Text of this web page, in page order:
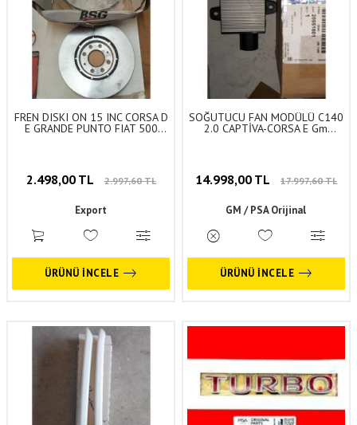
FREN DISKI ON 15 INC CORSA D
E GRANDE PUNTO FIAT 500
B13DTC B13DTE 01- Bsg Marka
2.498,00 TL 2.997,60 TL
Export
ÜRÜNÜ İNCELE
SOĞUTUCU FAN MODÜLÜ C140
2.0 CAPTİVA-CORSA E Gm
14.998,00 TL 17.997,60 TL
GM / PSA Orijinal
ÜRÜNÜ İNCELE